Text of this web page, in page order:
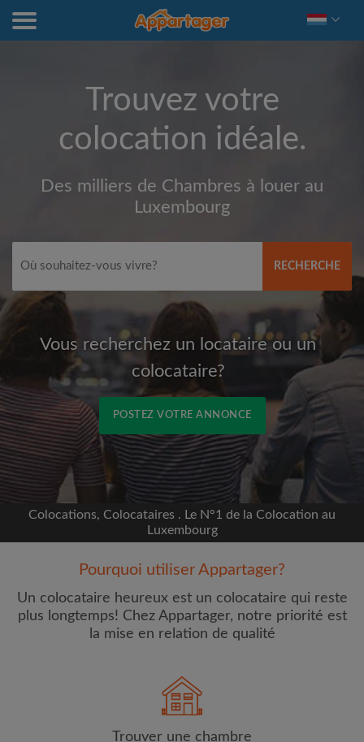
Trouvez votre
colocation idéale.
Des milliers de Chambres à louer au
Luxembourg
RECHERCHE
Vous recherchez un locataire ou un
colocataire?
POSTEZ VOTRE ANNONCE
Inscrivez-vous avec Facebook
Nous ne publierons jamais sur votre page sans
votre accord
OU
Loyer max par mois (€)
Colocations, Colocataires . Le N°1 de la Colocation au
Luxembourg
Pourquoi utiliser Appartager?
Un colocataire heureux est un colocataire qui reste
plus longtemps! Chez Appartager, notre priorité est
la mise en relation de qualité
Trouver une chambre